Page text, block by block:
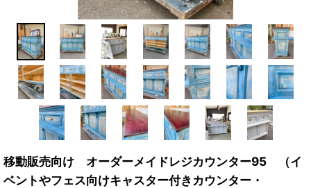
移動販売向け オーダーメイドレジカウンター95 （イ
ベントやフェス向けキャスター付きカウンター・